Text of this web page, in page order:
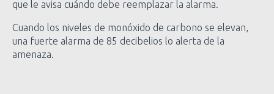
que le avisa cuándo debe reemplazar la alarma.
Cuando los niveles de monóxido de carbono se elevan,
una fuerte alarma de 85 decibelios lo alerta de la
amenaza.